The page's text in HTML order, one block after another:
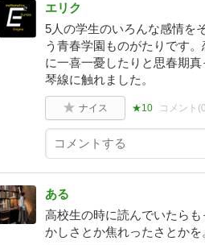
エリク
5人の学生のいろんな感情を
う青春学園ものがたりです
に一喜一憂したりと思春期
琴線に触れました。
ナイス ★10 コメント(0
ある
高校生の時に読んでいたら
かしさとか焦れったさとか